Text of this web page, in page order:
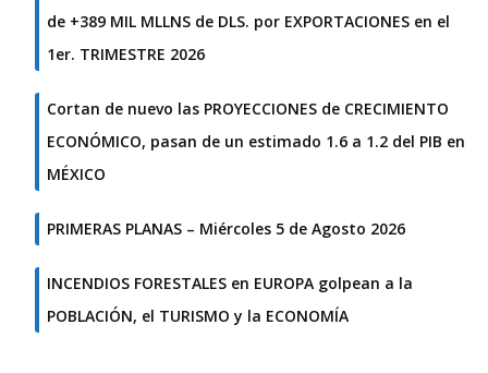
de +389 MIL MLLNS de DLS. por EXPORTACIONES en el
1er. TRIMESTRE 2026
Cortan de nuevo las PROYECCIONES de CRECIMIENTO
ECONÓMICO, pasan de un estimado 1.6 a 1.2 del PIB en
MÉXICO
PRIMERAS PLANAS – Miércoles 5 de Agosto 2026
INCENDIOS FORESTALES en EUROPA golpean a la
POBLACIÓN, el TURISMO y la ECONOMÍA